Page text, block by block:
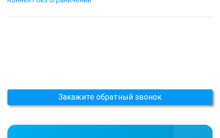
Закажите обратный звонок